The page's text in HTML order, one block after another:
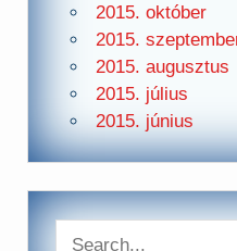
2015. október
2015.
2015. augusztus
2015. július
2015. június